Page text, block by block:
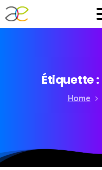
Étiquette :
Home